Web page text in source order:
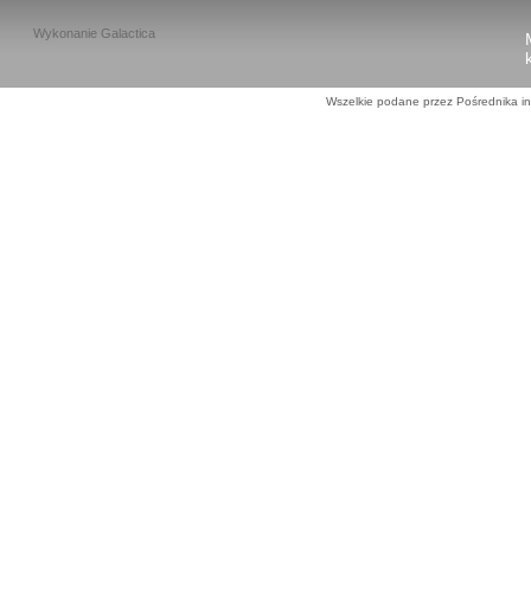
Wykonanie Galactica
Wszelkie podane przez Pośrednika